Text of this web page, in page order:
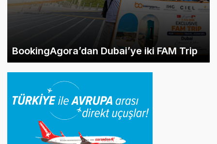
BookingAgora’dan Dubai’ye iki FAM Trip